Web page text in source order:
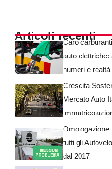
Articoli recenti
Caro
auto elettriche:
numeri e
Crescita
Mercato Auto
Omologazione
tutti gli
dal 2017